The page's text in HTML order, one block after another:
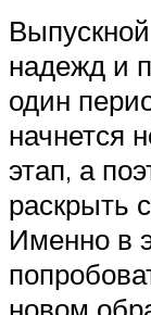
надежд и
один
начнется
этап, а
раскрыть
Именно в